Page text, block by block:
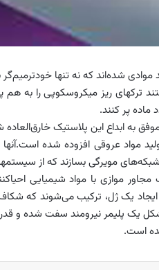
شده‌اند که نه تنها خودترمیم‌گر
ترکهای ریز میکروسکوپی را به هم
ماده پر کنند.
به ابداع این پلاستیک خارق‌العاده
مواد عروقی افزوده شده
مویرگی بسازند که از
موازی با مواد شیمیایی
ایجاد یک ژل، ترکیب می‌شوند که
یک پلیمر نیرومند سفت شده و
است.